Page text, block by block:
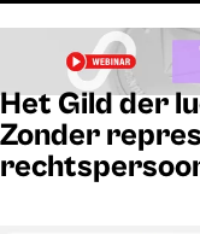
Het Gild der
Zonder